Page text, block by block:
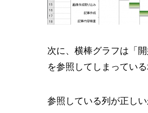
次に、横棒グラフは「
を参照してしまってい
参照している列が正し